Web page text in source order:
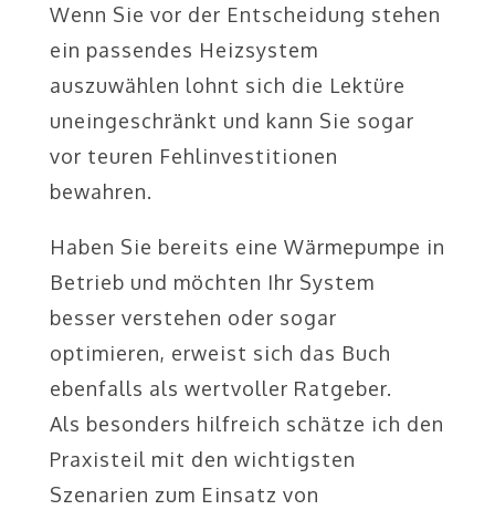
Wenn Sie vor der Entscheidung stehen
ein passendes Heizsystem
auszuwählen lohnt sich die Lektüre
uneingeschränkt und kann Sie sogar
vor teuren Fehlinvestitionen
bewahren.
Haben Sie bereits eine Wärmepumpe in
Betrieb und möchten Ihr System
besser verstehen oder sogar
optimieren, erweist sich das Buch
ebenfalls als wertvoller Ratgeber.
Als besonders hilfreich schätze ich den
Praxisteil mit den wichtigsten
Szenarien zum Einsatz von